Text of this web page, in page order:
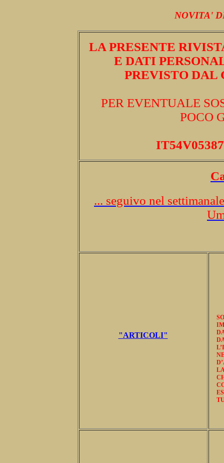
NOVITA'
LA PRESENTE
E DATI
PREVISTO DAL
PER EVENTUALE
POCO
... seguivo nel
"ARTICOLI"